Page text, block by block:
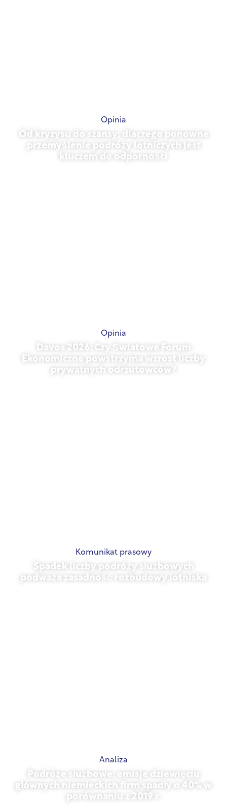
Opinia
Od kryzysu do szansy: dlaczego ponowne
przemyślenie podróży lotniczych jest
kluczem do odporności
Opinia
Davos 2026: Czy Światowe Forum
Ekonomiczne powstrzyma wzrost liczby
prywatnych odrzutowców?
Komunikat prasowy
Spadek liczby podróży służbowych
podważa zasadność rozbudowy lotniska
Analiza
Podróże służbowe: emisje dziewięciu
głównych niemieckich firm spadły o 40% w
porównaniu z 2019 r.